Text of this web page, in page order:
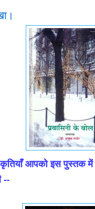
कृतियाँ आपको इस पुस्तक में
--